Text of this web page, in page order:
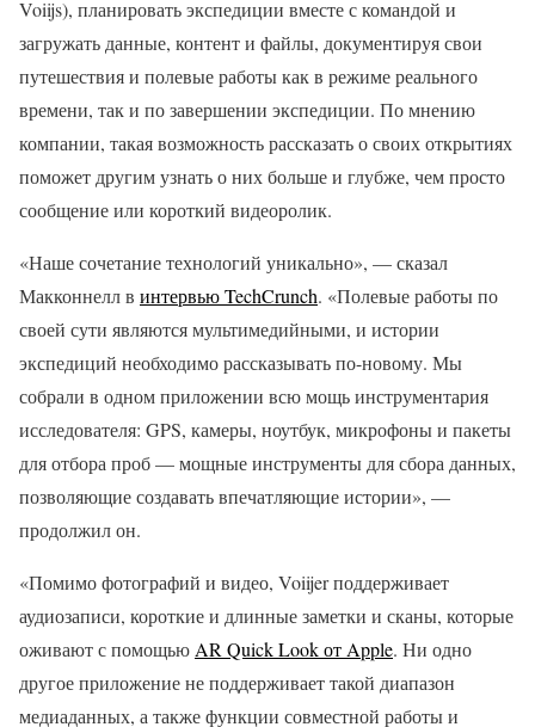
Voiijs), планировать экспедиции вместе с командой и
загружать данные, контент и файлы, документируя свои
путешествия и полевые работы как в режиме реального
времени, так и по завершении экспедиции. По мнению
компании, такая возможность рассказать о своих открытиях
поможет другим узнать о них больше и глубже, чем просто
сообщение или короткий видеоролик.
«Наше сочетание технологий уникально», — сказал
Макконнелл в интервью TechCrunch. «Полевые работы по
своей сути являются мультимедийными, и истории
экспедиций необходимо рассказывать по-новому. Мы
собрали в одном приложении всю мощь инструментария
исследователя: GPS, камеры, ноутбук, микрофоны и пакеты
для отбора проб — мощные инструменты для сбора данных,
позволяющие создавать впечатляющие истории», —
продолжил он.
«Помимо фотографий и видео, Voiijer поддерживает
аудиозаписи, короткие и длинные заметки и сканы, которые
оживают с помощью AR Quick Look от Apple. Ни одно
другое приложение не поддерживает такой диапазон
медиаданных, а также функции совместной работы и